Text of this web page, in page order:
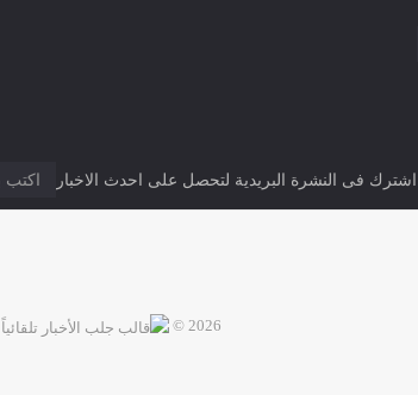
اشترك فى النشرة البريدية لتحصل على احدث الاخبار
2026 ©